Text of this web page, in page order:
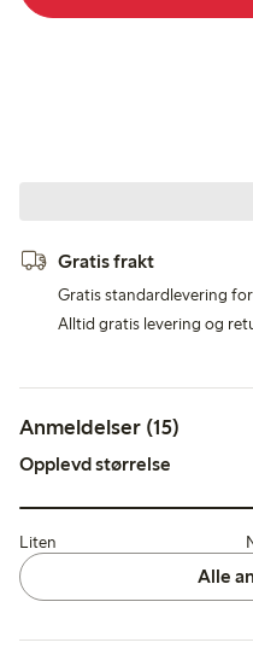
Gratis frakt
Gratis standardlevering
Alltid gratis levering og
Anmeldelser (15)
Opplevd størrelse
Liten
Alle